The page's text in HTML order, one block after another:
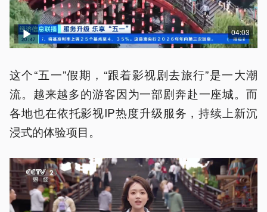
04:03
这个“五一”假期，“跟着影视剧去旅行”是一大潮
流。越来越多的游客因为一部剧奔赴一座城。而
各地也在依托影视IP热度升级服务，持续上新沉
浸式的体验项目。